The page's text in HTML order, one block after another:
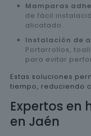
Mamparas
de fácil
alicatado.
Instalación de
Portarrollos,
para evitar
Estas soluciones
tiempo, reduciendo
Expertos en
en Jaén